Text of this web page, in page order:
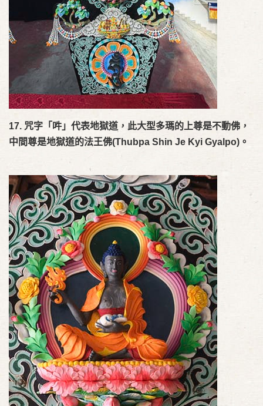
17. 咒字「吽」代表地獄道，此大型多瑪的上尊是不動佛，
中間尊是地獄道的法王佛(Thubpa Shin Je Kyi Gyalpo)。